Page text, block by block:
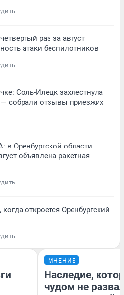
раз за август
атаки беспилотников
Соль-Илецк захлестнула
— собрали отзывы приезжих
в Оренбургской области
объявлена ракетная
откроется Оренбургский
МНЕНИЕ
Наследие,
чудом не